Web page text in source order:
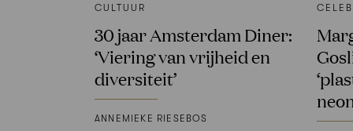
CULTUUR
30 jaar Amsterdam Diner:
‘Viering van vrijheid en
diversiteit’
ANNEMIEKE RIESEBOS